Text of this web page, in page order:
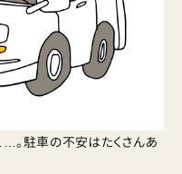
。駐車の不安はたくさんあ